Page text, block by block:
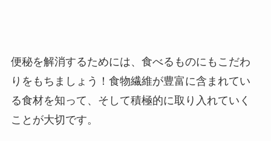
便秘を解消するためには、食べるものにもこだわ
りをもちましょう！食物繊維が豊富に含まれてい
る食材を知って、そして積極的に取り入れていく
ことが大切です。